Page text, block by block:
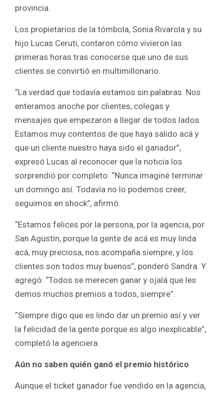
provincia.
Los propietarios de la tómbola, Sonia Rivarola y su
hijo Lucas Ceruti, contaron cómo vivieron las
primeras horas tras conocerse que uno de sus
clientes se convirtió en multimillonario.
“La verdad que todavía estamos sin palabras. Nos
enteramos anoche por clientes, colegas y
mensajes que empezaron a llegar de todos lados.
Estamos muy contentos de que haya salido acá y
que un cliente nuestro haya sido el ganador”,
expresó Lucas al reconocer que la noticia los
sorprendió por completo: “Nunca imaginé terminar
un domingo así. Todavía no lo podemos creer,
seguimos en shock”, afirmó.
“Estamos felices por la persona, por la agencia, por
San Agustín, porque la gente de acá es muy linda
acá, muy preciosa, nos acompaña siempre, y los
clientes son todos muy buenos”, ponderó Sandra. Y
agregó: “Todos se merecen ganar y ojalá que les
demos muchos premios a todos, siempre”.
“Siempre digo que es lindo dar un premio así y ver
la felicidad de la gente porque es algo inexplicable”,
completó la agenciera.
Aún no saben quién ganó el premio histórico
Aunque el ticket ganador fue vendido en la agencia,